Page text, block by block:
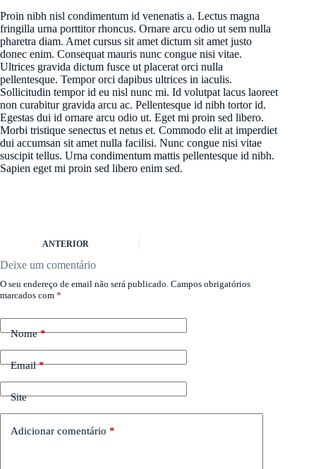
Proin nibh nisl condimentum id venenatis a. Lectus magna
fringilla urna porttitor rhoncus. Ornare arcu odio ut sem nulla
pharetra diam. Amet cursus sit amet dictum sit amet justo
donec enim. Consequat mauris nunc congue nisi vitae.
Ultrices gravida dictum fusce ut placerat orci nulla
pellentesque. Tempor orci dapibus ultrices in iaculis.
Sollicitudin tempor id eu nisl nunc mi. Id volutpat lacus laoreet
non curabitur gravida arcu ac. Pellentesque id nibh tortor id.
Egestas dui id ornare arcu odio ut. Eget mi proin sed libero.
Morbi tristique senectus et netus et. Commodo elit at imperdiet
dui accumsan sit amet nulla facilisi. Nunc congue nisi vitae
suscipit tellus. Urna condimentum mattis pellentesque id nibh.
Sapien eget mi proin sed libero enim sed.
ANTERIOR
Deixe um comentário
O seu endereço de email não será publicado. Campos obrigatórios
marcados com *
Nome*
Email*
Site
Adicionar comentário *